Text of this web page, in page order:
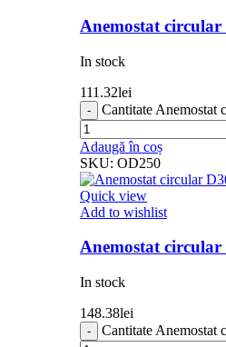
Anemostat circular
In stock
111.32lei
Cantitate Anemostat
Adaugă în coș
SKU: OD250
Quick view
Add to wishlist
Anemostat circular
In stock
148.38lei
Cantitate Anemostat